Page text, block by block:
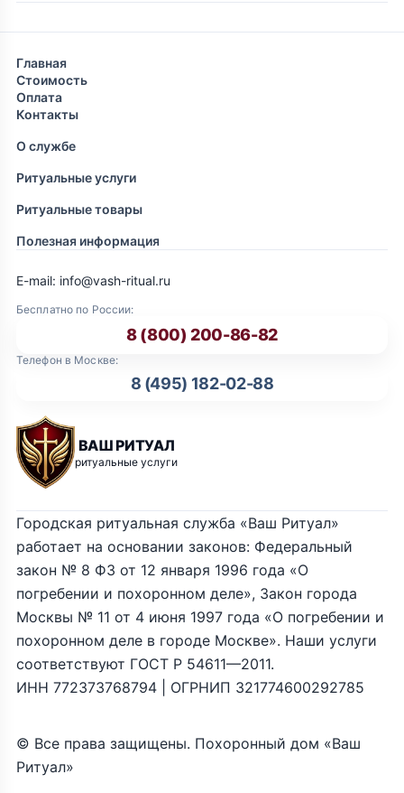
Главная
Стоимость
Оплата
Контакты
О службе
Ритуальные услуги
Ритуальные товары
Полезная информация
ВАШ РИТУАЛ
ритуальные услуги
Бесплатно по России:
8 (800) 200-86-82
Телефон в Москве:
8 (495) 182-02-88
E-mail: info@vash-ritual.ru
© Все права защищены. Похоронный дом «Ваш
Ритуал»
Городская ритуальная служба «Ваш Ритуал»
работает на основании законов: Федеральный
закон № 8 ФЗ от 12 января 1996 года «О
погребении и похоронном деле», Закон города
Москвы № 11 от 4 июня 1997 года «О погребении и
похоронном деле в городе Москве». Наши услуги
соответствуют ГОСТ Р 54611—2011.
ИНН 772373768794 | ОГРНИП 321774600292785